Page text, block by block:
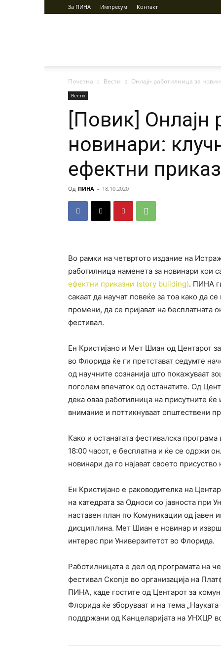
За ПИНА Импресум Контакт
Почетна Вести Онлајн работилница за
Вести
[Повик] Онлајн
новинари:
ефектни
Од ПИНА - 18.10.2020
Во рамки на четвртото издание на
работилница наменета за новинари кои
ефектни приказни (story building). ПИНА
сакаат да научат повеќе за тоа како да
промени, да се пријават на бесплатната
фестивал.
Ен Кристијано и Мет Шиан од Центарот
во Флорида ќе ги претстават седумте
од научните сознанија што покажуваат
поголем впечаток од останатите. Од
дека оваа работилница на присутните
внимание и поттикнуваат општествени
Како и останатата фестивалска
18:00 часот, е бесплатна и ќе се одржи
новинари да го најават своето
Eн Кристијано е раководителка на
на катедрата за Односи со јавноста при
наставен план по Комуникации од јавен
дисциплина. Мет Шиан е новинар и
интерес при Универзитетот во Флорида.
Работилницата е дел од програмата на
фестивал Скопје во организација на
ПИНА, каде гостите од Центарот за
Флорида ќе зборуваат и на тема
поддржани од Канцеларијата на УНХЦР